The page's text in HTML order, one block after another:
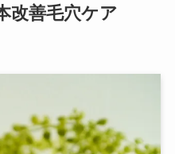
改善毛穴ケア